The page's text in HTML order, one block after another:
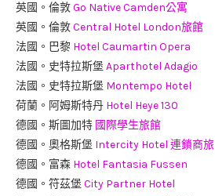
英國。倫敦Go Native Camden公寓
英國。倫敦Central Hotel London旅館
法國。巴黎 Hotel Caumartin Opera
法國。史特拉斯堡 Aparthotel Adagio
法國。史特拉斯堡 Montempo Hotel
荷蘭。阿姆斯特丹 Hotel Heye 130
德國。斯圖加特 國際學生旅館
德國。奧格斯堡 Intercity Hotel 連鎖商旅
德國。富森 Hotel Fantasia Fussen
德國。符茲堡 City Partner Hotel